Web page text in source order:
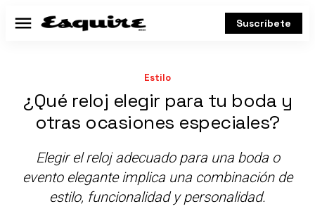
Menú Suscríbete
Estilo
¿Qué reloj elegir para tu boda y
otras ocasiones especiales?
Elegir el reloj adecuado para una boda o
evento elegante implica una combinación de
estilo, funcionalidad y personalidad.